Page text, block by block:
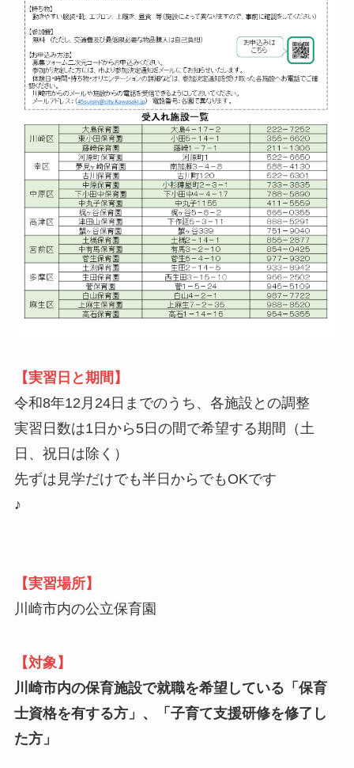
【実習日と期間】
令和8年12月24日までのうち、各施設との調整
実習日数は1日から5日の間で希望する期間（土
日、祝日は除く）
先ずは見学だけでも半日からでもOKです
♪
【実習場所】
川崎市内の公立保育園
【対象】
川崎市内の保育施設で就職を希望している「保育
士資格を有する方」、「子育て支援研修を修了し
た方」